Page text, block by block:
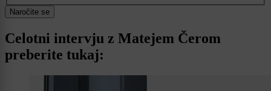
Naročite se
Celotni intervju z Matejem Čerom
preberite tukaj: